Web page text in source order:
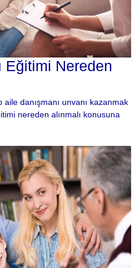
Eğitimi Nereden
aile danışmanı unvanı kazanmak
nereden alınmalı konusuna